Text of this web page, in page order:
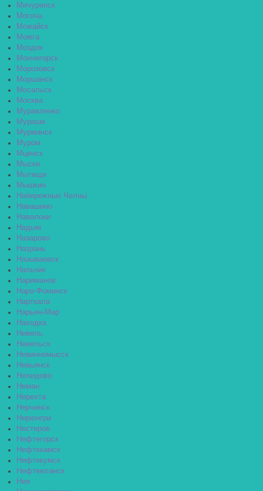
Мичуринск
Могоча
Можайск
Можга
Моздок
Мончегорск
Морозовск
Моршанск
Мосальск
Москва
Муравленко
Мураши
Мурманск
Муром
Мценск
Мыски
Мытищи
Мышкин
Набережные Челны
Навашино
Наволоки
Надым
Назарово
Назрань
Называевск
Нальчик
Нариманов
Наро-Фоминск
Нарткала
Нарьян-Мар
Находка
Невель
Невельск
Невинномысск
Невьянск
Нелидово
Неман
Нерехта
Нерчинск
Нерюнгри
Нестеров
Нефтегорск
Нефтекамск
Нефтекумск
Нефтеюганск
Нея